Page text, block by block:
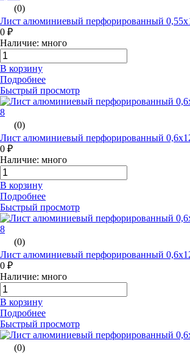
(0)
Лист алюминиевый перфорированный
0 ₽
Наличие: много
В корзину
Подробнее
Быстрый просмотр
(0)
Лист алюминиевый перфорированный
0 ₽
Наличие: много
В корзину
Подробнее
Быстрый просмотр
(0)
Лист алюминиевый перфорированный
0 ₽
Наличие: много
В корзину
Подробнее
Быстрый просмотр
(0)